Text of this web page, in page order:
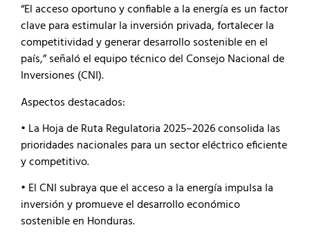
“El acceso oportuno y confiable a la energía es un factor
clave para estimular la inversión privada, fortalecer la
competitividad y generar desarrollo sostenible en el
país,” señaló el equipo técnico del Consejo Nacional de
Inversiones (CNI).
Aspectos destacados:
• La Hoja de Ruta Regulatoria 2025–2026 consolida las
prioridades nacionales para un sector eléctrico eficiente
y competitivo.
• El CNI subraya que el acceso a la energía impulsa la
inversión y promueve el desarrollo económico
sostenible en Honduras.